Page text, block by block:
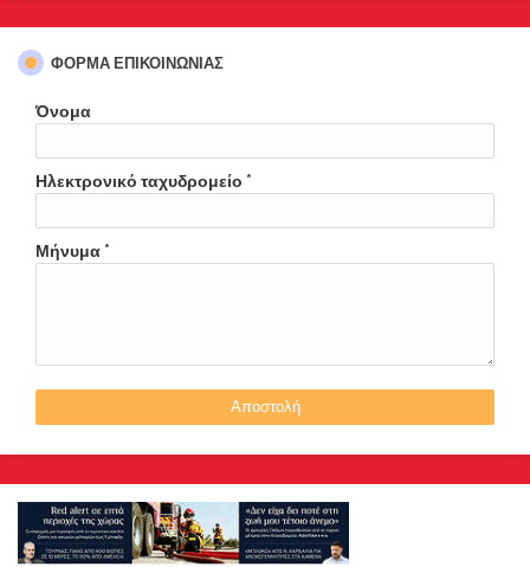
ΦΌΡΜΑ ΕΠΙΚΟΙΝΩΝΊΑΣ
Όνομα
Ηλεκτρονικό ταχυδρομείο *
Μήνυμα *